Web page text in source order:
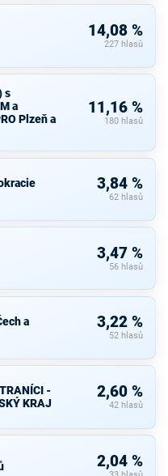
14,08 %
227 hlasů
s
a
Plzeň a
11,16 %
180 hlasů
3,84 %
62 hlasů
3,47 %
56 hlasů
a
3,22 %
52 hlasů
-
KRAJ
2,60 %
42 hlasů
2,04 %